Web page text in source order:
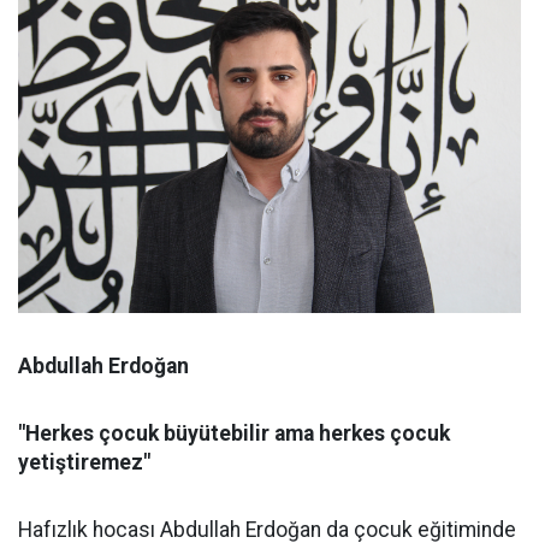
Abdullah Erdoğan
"Herkes çocuk büyütebilir ama herkes çocuk
yetiştiremez"
Hafızlık hocası Abdullah Erdoğan da çocuk eğitiminde